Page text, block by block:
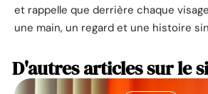
et rappelle que derrière chaque
une main, un regard et une histoire
D'autres articles sur le